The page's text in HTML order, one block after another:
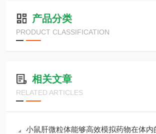
产品分类
PRODUCT CLASSIFICATION
相关文章
RELATED ARTICLES
小鼠肝微粒体能够高效模拟药物在体内